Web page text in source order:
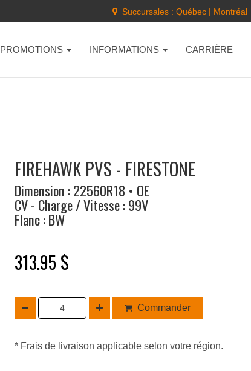
Succursales : Québec | Montréal
PROMOTIONS INFORMATIONS CARRIÈRE
FIREHAWK PVS - FIRESTONE
Dimension : 22560R18 • OE
CV - Charge / Vitesse : 99V
Flanc : BW
313.95 $
Commander
* Frais de livraison applicable selon votre région.